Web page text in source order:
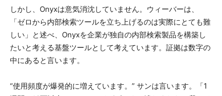
しかし、Onyxは意気消沈していません。ウィーバーは、
「ゼロから内部検索ツールを立ち上げるのは実際にとても難
しい」と述べ、Onyxを企業が独自の内部検索製品を構築し
たいと考える基盤ツールとして考えています。証拠は数字の
中にあると言います。
“使用頻度が爆発的に増えています。” サンは言います。「1